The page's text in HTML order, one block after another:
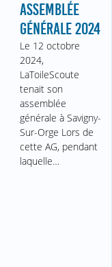
ASSEMBLÉE
GÉNÉRALE 2024
Le 12 octobre
2024,
LaToileScoute
tenait son
assemblée
générale à Savigny-
Sur-Orge Lors de
cette AG, pendant
laquelle…